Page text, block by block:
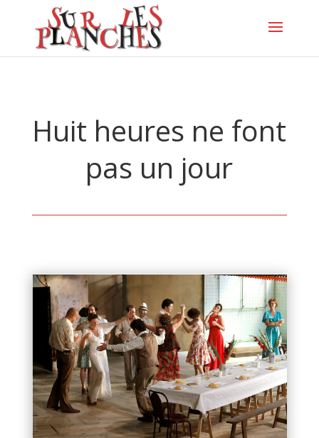
Huit heures ne font
pas un jour